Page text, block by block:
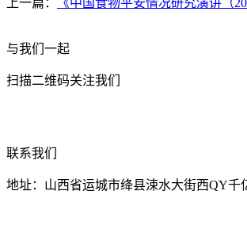
上一篇： 《中国食物平安情况研究演讲（
与我们一起
扫描二维码关注我们
联系我们
地址：山西省运城市绛县涑水大街西QY千